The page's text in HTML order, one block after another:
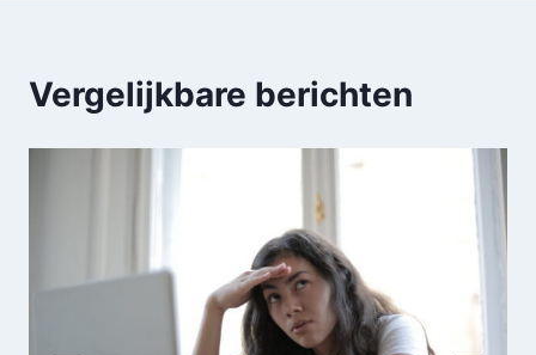
Vergelijkbare berichten